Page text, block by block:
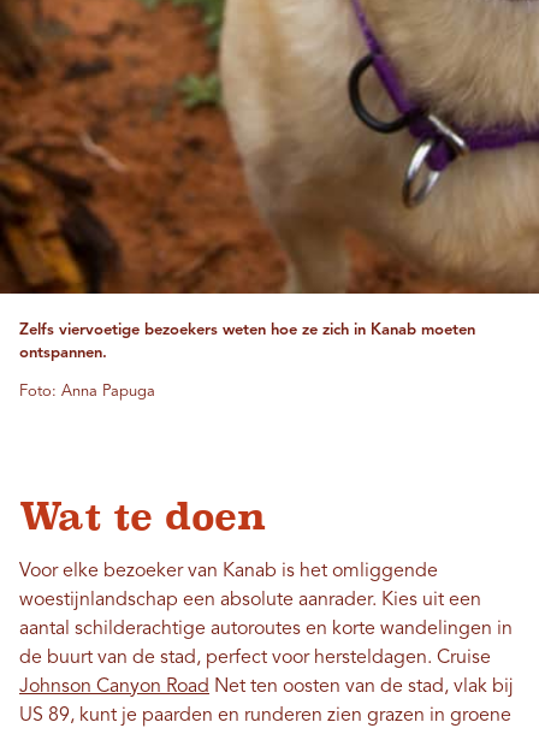
Zelfs viervoetige bezoekers weten hoe ze zich in Kanab moeten
ontspannen.
Foto: Anna Papuga
Wat te doen
Voor elke bezoeker van Kanab is het omliggende
woestijnlandschap een absolute aanrader. Kies uit een
aantal schilderachtige autoroutes en korte wandelingen in
de buurt van de stad, perfect voor hersteldagen. Cruise
Johnson Canyon Road Net ten oosten van de stad, vlak bij
US 89, kunt je paarden en runderen zien grazen in groene